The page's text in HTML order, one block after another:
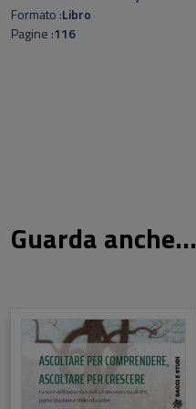
Formato Libro
Pagine 116
Guarda anche...